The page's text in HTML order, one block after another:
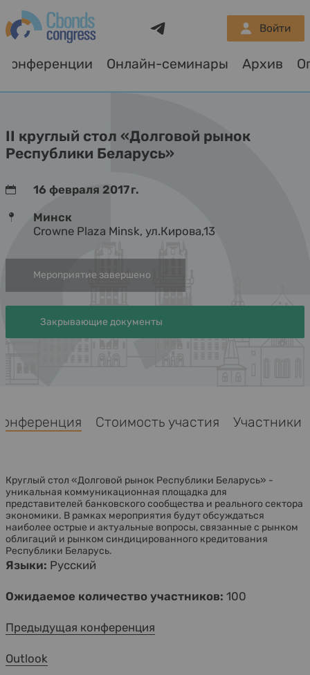
Конференции Онлайн-семинары Архив
Войти
II круглый стол «Долговой рынок
Республики Беларусь»
16 февраля 2017 г.
Минск
Crowne Plaza Minsk, ул.Кирова,13
Мероприятие завершено
Закрывающие документы
Стоимость участия Участники
Круглый стол «Долговой рынок Республики Беларусь» -
уникальная коммуникационная площадка для
представителей банковского сообщества и реального сектора
экономики. В рамках мероприятия будут обсуждаться
наиболее острые и актуальные вопросы, связанные с рынком
облигаций и рынком синдицированного кредитования
Республики Беларусь.
Языки: Русский
Ожидаемое количество участников: 100
Предыдущая конференция
Outlook